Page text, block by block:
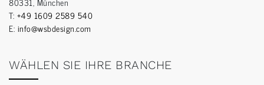
T: +49 1609 2589 540
E: info@wsbdesign.com
WÄHLEN SIE IHRE BRANCHE